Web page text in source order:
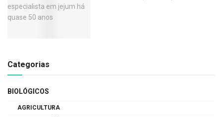
Categorias
BIOLÓGICOS
AGRICULTURA